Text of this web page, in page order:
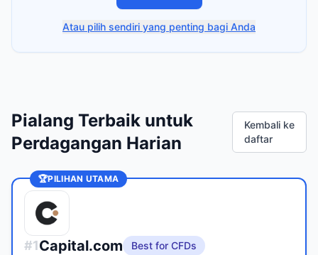
Atau pilih sendiri yang penting bagi Anda
Pialang Terbaik untuk
Perdagangan Harian
Kembali ke
daftar
🏆PILIHAN UTAMA
#1Capital.com
Best for CFDs